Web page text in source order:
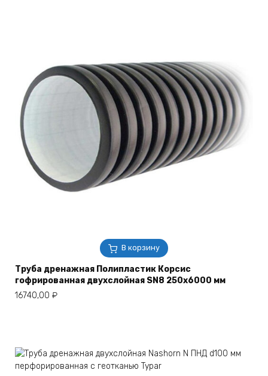
В корзину
Труба дренажная Полипластик Корсис
гофрированная двухслойная SN8 250х6000 мм
16740,00 ₽